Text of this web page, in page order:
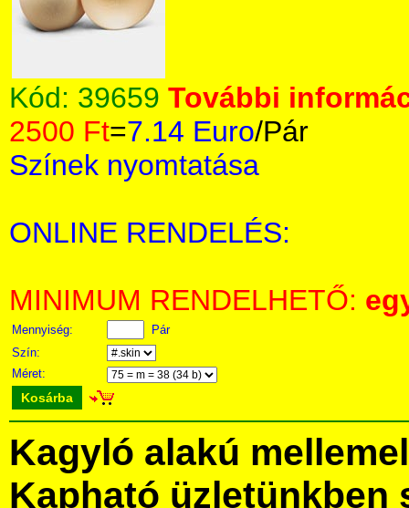
Kód: 39659 További
2500 Ft=7.14 Euro/Pár
Színek nyomtatása
ONLINE RENDELÉS:
MINIMUM RENDELHETŐ:
Mennyiség:
Pár
Szín:
Méret:
Kosárba
Kagyló alakú
Kapható üzletünkben